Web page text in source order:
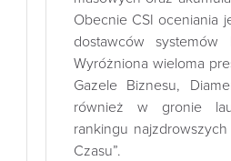
Obecnie CSI oceniania
dostawców
Wyróżniona wieloma
Gazele Biznesu,
również w gronie
rankingu
Czasu”.